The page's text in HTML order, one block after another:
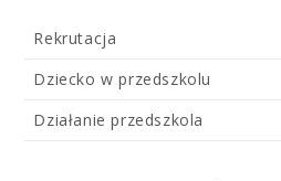
Rekrutacja
Dziecko w przedszkolu
Działanie przedszkola